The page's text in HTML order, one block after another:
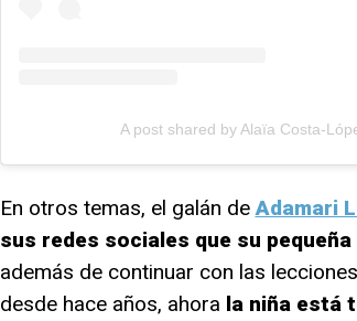
A post shared by Alaïa Costa-
En otros temas, el galán deAdamari
sus redes sociales que su
además de continuar con las
desde hace años, ahora la niña está